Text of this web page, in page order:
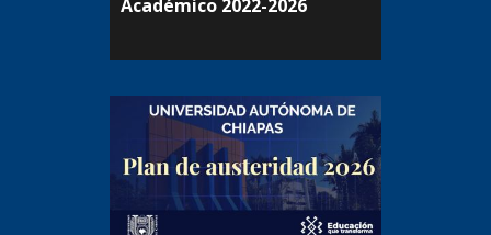
Académico 2022-2026